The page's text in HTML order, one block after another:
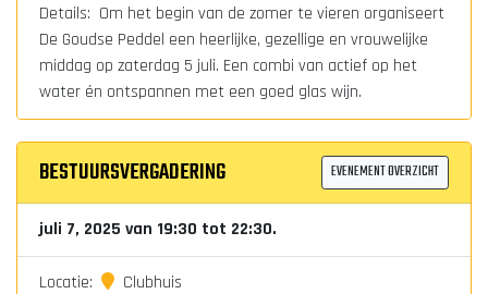
Details: Om het begin van de zomer te vieren organiseert
De Goudse Peddel een heerlijke, gezellige en vrouwelijke
middag op zaterdag 5 juli. Een combi van actief op het
water én ontspannen met een goed glas wijn.
BESTUURSVERGADERING EVENEMENT OVERZICHT
juli 7, 2025 van 19:30 tot 22:30.
Locatie: Clubhuis